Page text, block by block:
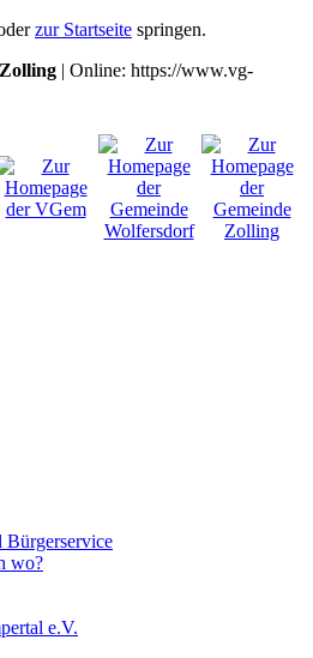
zur Startseite springen.
| Online: https://www.vg-
Bürgerservice
wo?
e.V.